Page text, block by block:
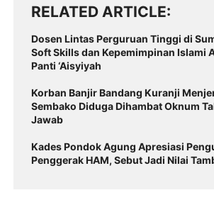
RELATED ARTICLE
Dosen Lintas Perguruan Tinggi di
Soft Skills dan Kepemimpinan Islami
Panti ‘Aisyiyah
Korban Banjir Bandang Kuranji
Sembako Diduga Dihambat Oknum
Jawab
Kades Pondok Agung Apresiasi
Penggerak HAM, Sebut Jadi Nilai